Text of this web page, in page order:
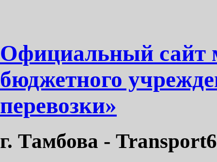
Официальный сайт
бюджетного
перевозки»
г. Тамбова -